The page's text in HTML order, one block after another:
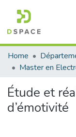
Communities &
All of DSpace
Statistics
Home
Master en
Étude et
d’émotivité